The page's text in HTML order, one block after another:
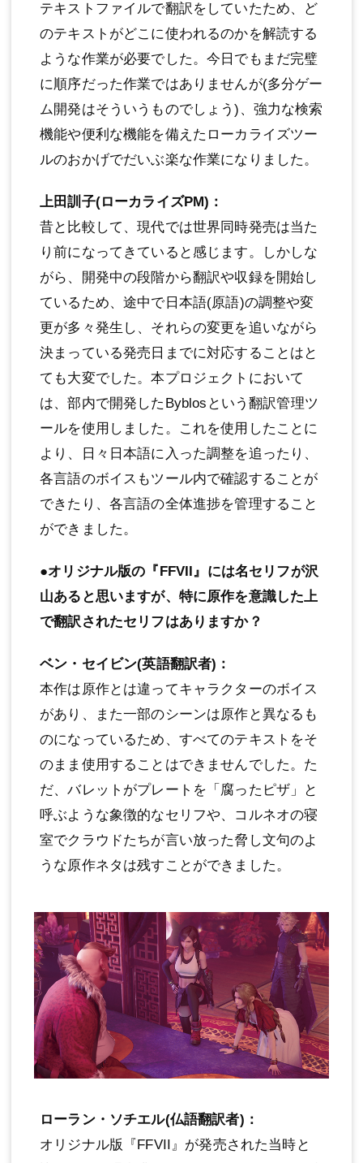
テキストファイルで翻訳をしていたため、ど
のテキストがどこに使われるのかを解読する
ような作業が必要でした。今日でもまだ完璧
に順序だった作業ではありませんが(多分ゲー
ム開発はそういうものでしょう)、強力な検索
機能や便利な機能を備えたローカライズツー
ルのおかげでだいぶ楽な作業になりました。
上田訓子(ローカライズPM)：
昔と比較して、現代では世界同時発売は当た
り前になってきていると感じます。しかしな
がら、開発中の段階から翻訳や収録を開始し
ているため、途中で日本語(原語)の調整や変
更が多々発生し、それらの変更を追いながら
決まっている発売日までに対応することはと
ても大変でした。本プロジェクトにおいて
は、部内で開発したByblosという翻訳管理ツ
ールを使用しました。これを使用したことに
より、日々日本語に入った調整を追ったり、
各言語のボイスもツール内で確認することが
できたり、各言語の全体進捗を管理すること
ができました。
●オリジナル版の『FFVII』には名セリフが沢
山あると思いますが、特に原作を意識した上
で翻訳されたセリフはありますか？
ベン・セイビン(英語翻訳者)：
本作は原作とは違ってキャラクターのボイス
があり、また一部のシーンは原作と異なるも
のになっているため、すべてのテキストをそ
のまま使用することはできませんでした。た
だ、バレットがプレートを「腐ったピザ」と
呼ぶような象徴的なセリフや、コルネオの寝
室でクラウドたちが言い放った脅し文句のよ
うな原作ネタは残すことができました。
ローラン・ソチエル(仏語翻訳者)：
オリジナル版『FFVII』が発売された当時と